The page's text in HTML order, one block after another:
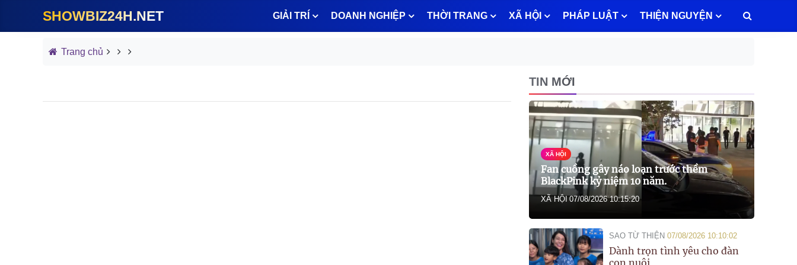
SHOWBIZ24H.NET GIẢI TRÍ DOANH NGHIỆP THỜI TRANG XÃ HỘI PHÁP LUẬT THIỆN NGUYỆN
Trang chủ
TIN MỚI
XÃ HỘI
Fan cuồng gây náo loạn trước thềm
BlackPink kỷ niệm 10 năm.
XÃ HỘI 07/08/2026 10:15:20
SAO TỪ THIỆN 07/08/2026 10:10:02
Dành trọn tình yêu cho đàn
con nuôi